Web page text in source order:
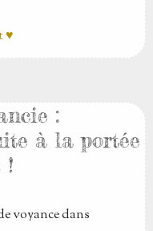
♥
:
à la portée
!
voyance dans